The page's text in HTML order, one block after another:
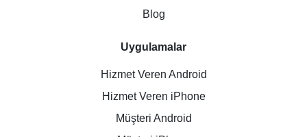
Blog
Uygulamalar
Hizmet Veren Android
Hizmet Veren iPhone
Müşteri Android